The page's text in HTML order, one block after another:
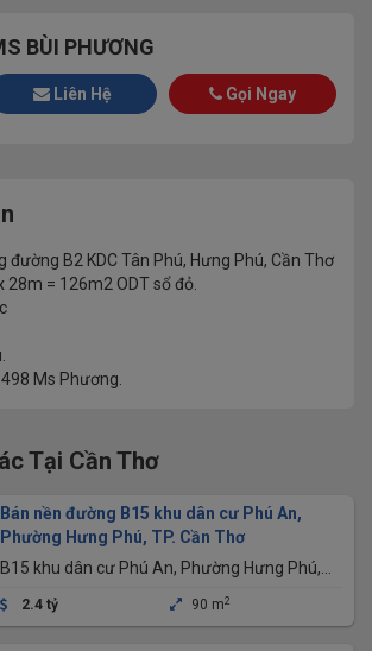
BÙI PHƯƠNG
Liên Hệ Gọi Ngay
đường B2 KDC Tân Phú, Hưng Phú, Cần Thơ
28m = 126m2 ODT sổ đỏ.
Ms Phương.
Tại Cần Thơ
Bán nền đường B15 khu dân cư Phú An,
Phường Hưng Phú, TP. Cần Thơ
B15 khu dân cư Phú An, Phường Hưng Phú,
2.4 tỷ 90 m2